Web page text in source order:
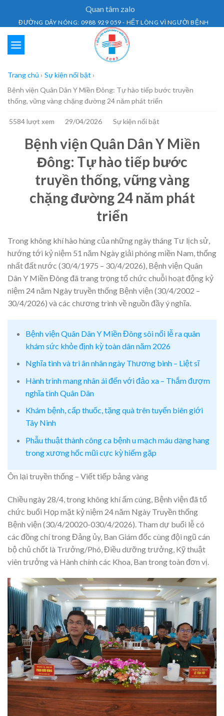
Quan tâm zalo
ĐƯỜNG DÂY NÓNG: 0988 929 059 - HẾT LÒNG VÌ NGƯỜI BỆNH
Trang chủ › Sự kiện nổi bật ›
Bệnh viện Quân Dân Y Miền Đông: Tự hào tiếp bước truyền
thống, vững vàng chặng đường 24 năm phát triển
5584 lượt xem 29/04/2026 Sự kiện nổi bật
Bệnh viện Quân Dân Y Miền
Đông: Tự hào tiếp bước
truyền thống, vững vàng
chặng đường 24 năm phát
triển
Trong không khí hào hùng của những ngày tháng Tư lịch sử,
hướng tới kỷ niệm 51 năm Ngày giải phóng miền Nam, thống
nhất đất nước (30/4/1975 – 30/4/2026), Bệnh viện Quân
Dân Y Miền Đông đã trang trọng tổ chức chuỗi hoạt động kỷ
niệm 24 năm Ngày truyền thống Bệnh viện (30/4/2002 –
30/4/2026) và các chương trình về nguồn đầy ý nghĩa.
Bệnh viện Quân Dân Y Miền Đông sôi nổi lễ ra quân
khám sức khỏe định kỳ toàn dân năm 2026
Nghĩa tình và tri ân nhân ngày Thương binh – Liệt sĩ
Hành trình mang nhân ái đến với đảo xa – Thắm đượm
nghĩa tình Quân Dân
Khám bệnh, cấp thuốc, tặng quà trên tuyến biên giới
Tây Ninh
Phẫu thuật thành công ca bệnh u mạch máu dạng hang
trong xương hốc mũi cực kỳ hiếm gặp
Ôn lại truyền thống – Viết tiếp bảng vàng
Chiều ngày 28/4, trong không khí ấm cúng, Bệnh viện đã tổ
chức buổi Họp mặt kỷ niệm 24 năm Ngày Truyền thống
Bệnh viện (30/4/20020-030/4/2026). Tham dự buổi lễ có
các đồng chí trong Đảng ủy, Ban Giám đốc cùng đội ngũ cán
bộ chủ chốt là Trưởng/Phó, Điều dưỡng trưởng, Kỹ thuật
viên trưởng và Hành chính các Khoa, Ban trong toàn đơn vị.